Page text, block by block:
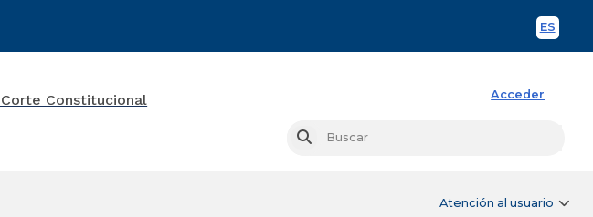
ES
Acceder
Buscar
Atención al usuario